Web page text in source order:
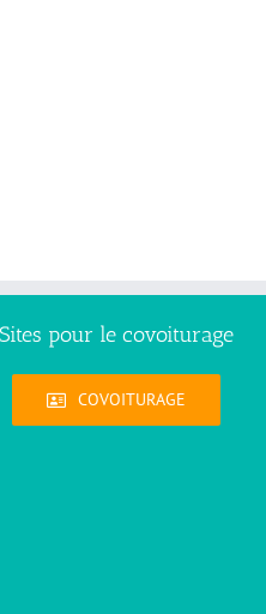
Sites pour le covoiturage
COVOITURAGE